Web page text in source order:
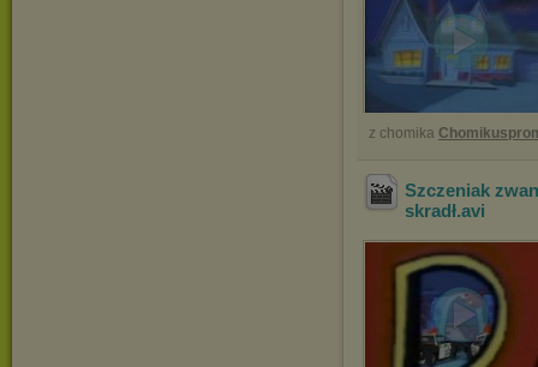
z chomika
Szczeniak
skradł.avi